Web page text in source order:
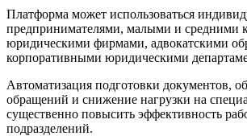
Платформа может использоваться
предпринимателями, малыми и средними
юридическими фирмами, адвокатскими
корпоративными юридическими
Автоматизация подготовки документов,
обращений и снижение нагрузки на
существенно повысить эффективность
подразделений.